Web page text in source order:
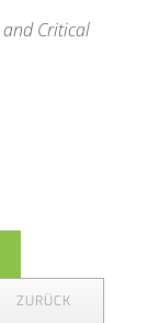
and Critical
ZURÜCK